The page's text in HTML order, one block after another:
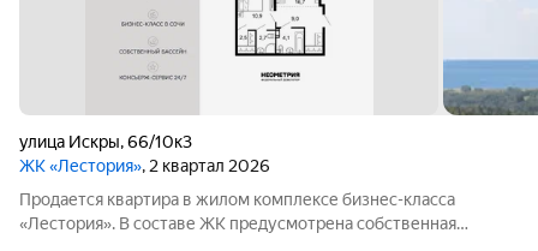
улица Искры,66/10к3
ЖК «Лестория», 2 квартал 2026
Продается квартира в жилом комплексе бизнес-класса
«Лестория». В составе ЖК предусмотрена собственная